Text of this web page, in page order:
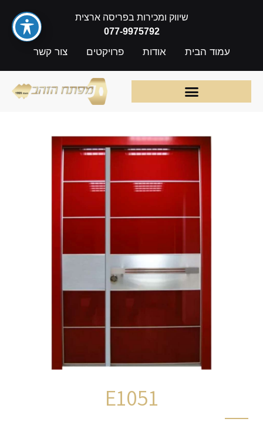
שיווק ומכירות בפריסה ארצית
077-9975792
עמוד הבית אודות פרויקטים צור קשר
E1051